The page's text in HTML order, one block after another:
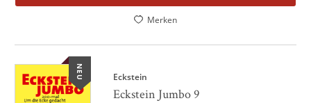
Merken
NEU Eckstein
Eckstein Jumbo 9